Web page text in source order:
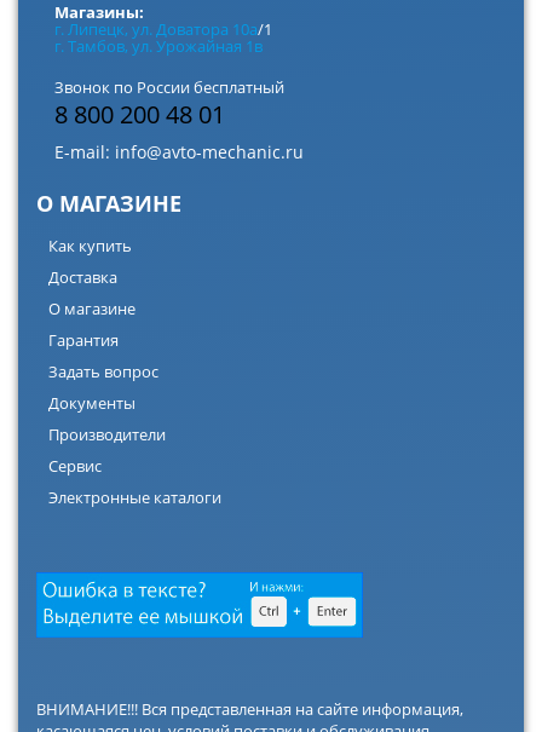
Магазины:
г. Липецк, ул. Доватора 10а/1
г. Тамбов, ул. Урожайная 1в
Звонок по России бесплатный
8 800 200 48 01
E-mail: info@avto-mechanic.ru
О МАГАЗИНЕ
Как купить
Доставка
О магазине
Гарантия
Задать вопрос
Документы
Производители
Сервис
Электронные каталоги
ВНИМАНИЕ!!! Вся представленная на сайте информация,